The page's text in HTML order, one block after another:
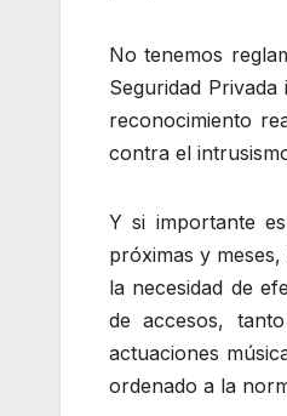
No tenemos
Seguridad
reconocimiento
contra el
Y si importante
próximas y
la necesidad de
de accesos,
actuaciones
ordenado a la